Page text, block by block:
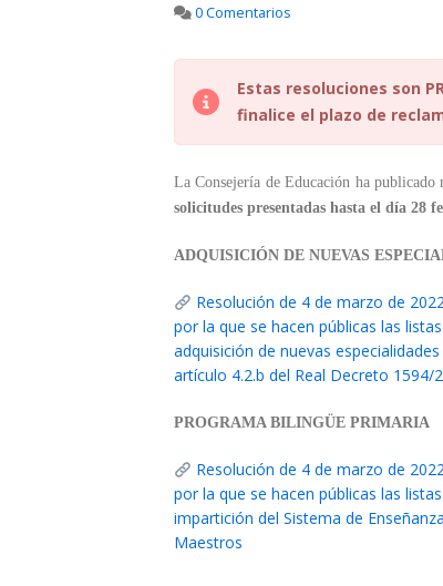
0 Comentarios
Estas resoluciones son
finalice el plazo de
La Consejería de Educación ha publicado
solicitudes presentadas hasta el día 28
ADQUISICIÓN DE NUEVAS
Resolución de 4 de marzo de
por la que se hacen públicas las
adquisición de nuevas
artículo 4.2.b del Real Decreto 1594/
PROGRAMA BILINGÜE PRIMARIA
Resolución de 4 de marzo de
por la que se hacen públicas las
impartición del Sistema de
Maestros